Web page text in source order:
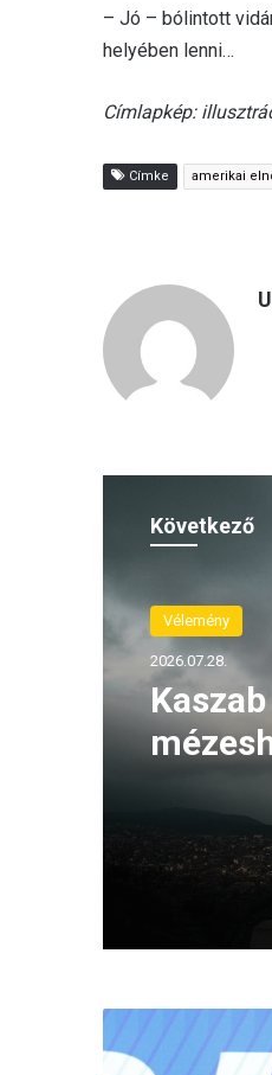
– Jó – bólintott
helyében lenni…
Címlapkép:
Címke amerikai
Következő
Vélemény
2026.07.28.
most
A
j